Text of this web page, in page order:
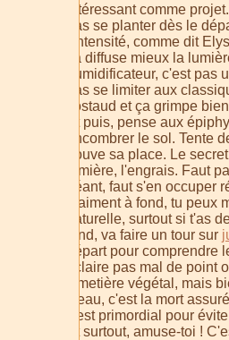
Intéressant comme
pas se planter dès le
l'intensité, comme dit
ça diffuse mieux la
humidificateur, c'est
pas se limiter aux
costaud et ça grimpe
Et puis, pense aux
encombrer le sol. Tente
trouve sa place. Le
lumière, l'engrais. Faut
géant, faut s'en occuper
vraiment à fond, tu
naturelle, surtout si t'as
fond, va faire un tour sur
départ pour
éclaire pas mal de point
cimetière végétal, mais
d'eau, c'est la mort
c'est primordial pour
Et surtout, amuse-toi !